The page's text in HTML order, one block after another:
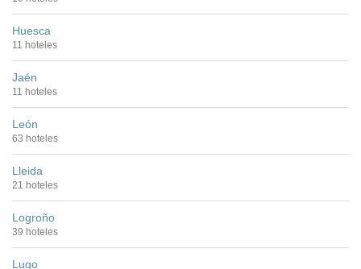
Huesca
11 hoteles
Jaén
11 hoteles
León
63 hoteles
Lleida
21 hoteles
Logroño
39 hoteles
Lugo